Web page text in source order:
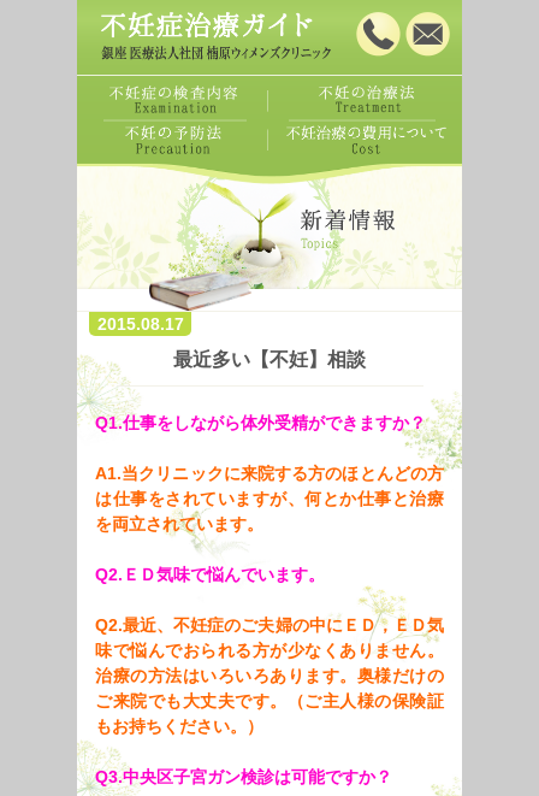
2015.08.17
最近多い【不妊】相談
Q1.仕事をしながら体外受精ができますか？
A1.当クリニックに来院する方のほとんどの方
は仕事をされていますが、何とか仕事と治療
を両立されています。
Q2.ＥＤ気味で悩んでいます。
Q2.最近、不妊症のご夫婦の中にＥＤ，ＥＤ気
味で悩んでおられる方が少なくありません。
治療の方法はいろいろあります。奥様だけの
ご来院でも大丈夫です。（ご主人様の保険証
もお持ちください。）
Q3.中央区子宮ガン検診は可能ですか？